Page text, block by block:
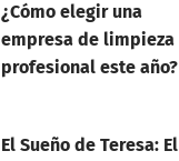
¿Cómo elegir una
empresa de limpieza
profesional este año?
El Sueño de Teresa: El